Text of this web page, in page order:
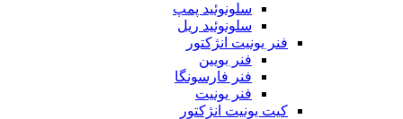
سلونوئید پمپ
سلونوئید ریل
فنر یونیت انژکتور
فنر بویین
فنر فارسونگا
فنر یونیت
کیت یونیت انژکتور